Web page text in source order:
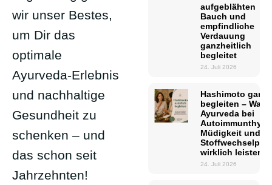
wir unser Bestes,
um Dir das
optimale
Ayurveda-Erlebnis
und nachhaltige
Gesundheit zu
schenken – und
das schon seit
Jahrzehnten!
aufgeblähten
Bauch und
empfindliche
Verdauung
ganzheitlich
begleitet
24. Juli 2026
Hashimoto
begleiten – Was
Ayurveda bei
Müdigkeit und
wirklich leisten
24. Juli 2026